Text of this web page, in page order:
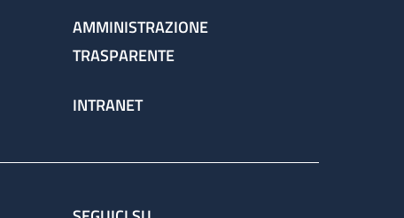
AMMINISTRAZIONE
TRASPARENTE
INTRANET